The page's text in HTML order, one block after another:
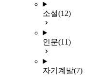
소설(12)
인문(11)
자기계발(7)